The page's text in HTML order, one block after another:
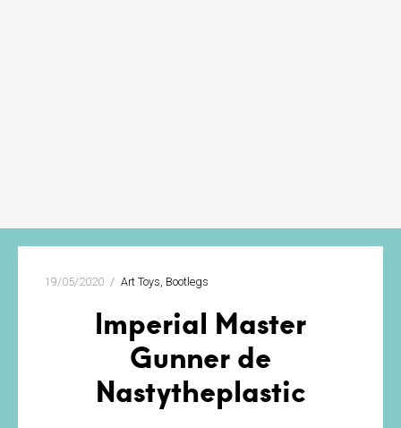
19/05/2020 Art Toys Bootlegs
Imperial Master
Gunner de
Nastytheplastic